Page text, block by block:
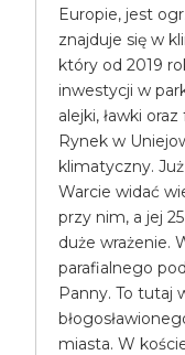
Europie, jest
znajduje się w
który od 2019
inwestycji w
alejki, ławki
Rynek w
klimatyczny.
Warcie widać
przy nim, a jej
duże wrażenie.
parafialnego
Panny. To tutaj
miasta. W